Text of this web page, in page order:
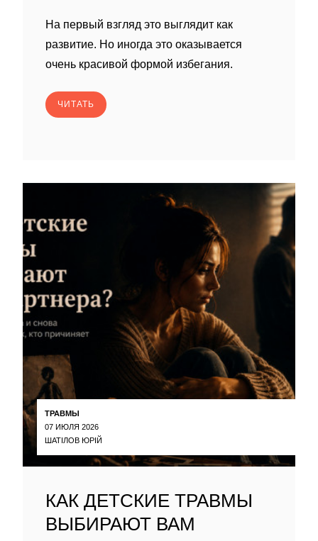
На первый взгляд это выглядит как
развитие. Но иногда это оказывается
очень красивой формой избегания.
ЧИТАТЬ
ТРАВМЫ
07 ИЮЛЯ 2026
ШАТІЛОВ ЮРІЙ
КАК ДЕТСКИЕ ТРАВМЫ
ВЫБИРАЮТ ВАМ